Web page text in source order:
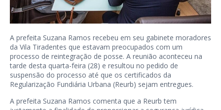
A prefeita Suzana Ramos recebeu em seu gabinete moradores
da Vila Tiradentes que estavam preocupados com um
processo de reintegração de posse. A reunião aconteceu na
tarde desta quarta-feira (28) e resultou no pedido de
suspensão do processo até que os certificados da
Regularização Fundiária Urbana (Reurb) sejam entregues.
A prefeita Suzana Ramos comenta que a Reurb tem